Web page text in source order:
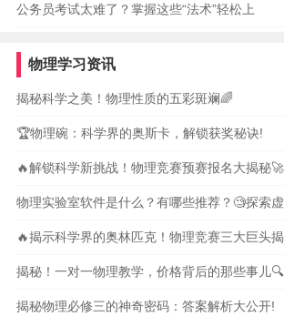
公务员考试太难了？掌握这些“法术”轻松上
物理学习资讯
揭秘科学之美！物理性质的五彩斑斓🌈
🏆物理碗：科学界的奥斯卡，解锁获奖秘诀!
🔥解锁科学新挑战！物理竞赛预赛报名大揭秘🚀
物理实验室软件是什么？有哪些推荐？🧐探索
🔥揭示科学界的奥林匹克！物理竞赛三大巨头
揭秘！一对一物理教学，价格背后的那些事儿
揭秘物理必修三的神奇密码：答案解析大公开!